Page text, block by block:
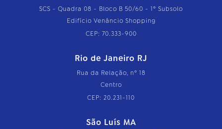
SCS - Quadra 08 - Bloco B 50/60 - 1º Subsolo
Edifício Venâncio Shopping
CEP: 70.333-900
Rio de Janeiro RJ
Rua da Relação, nº 18
Centro
CEP: 20.231-110
São Luís MA